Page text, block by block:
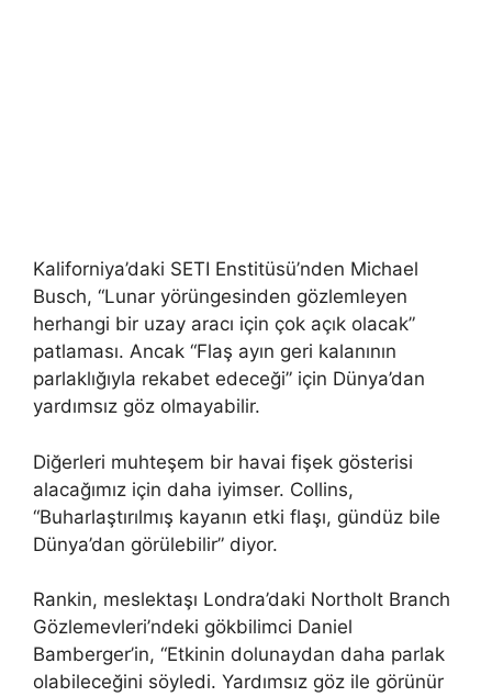
Kaliforniya’daki SETI Enstitüsü’nden Michael
Busch, “Lunar yörüngesinden gözlemleyen
herhangi bir uzay aracı için çok açık olacak”
patlaması. Ancak “Flaş ayın geri kalanının
parlaklığıyla rekabet edeceği” için Dünya’dan
yardımsız göz olmayabilir.
Diğerleri muhteşem bir havai fişek gösterisi
alacağımız için daha iyimser. Collins,
“Buharlaştırılmış kayanın etki flaşı, gündüz bile
Dünya’dan görülebilir” diyor.
Rankin, meslektaşı Londra’daki Northolt Branch
Gözlemevleri’ndeki gökbilimci Daniel
Bamberger’in, “Etkinin dolunaydan daha parlak
olabileceğini söyledi. Yardımsız göz ile görünür